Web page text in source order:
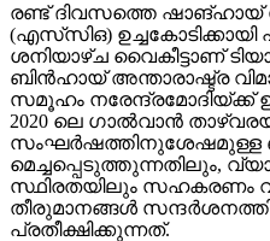
രണ്ട് ദിവസത്തെ
(എസ്‌സി‌ഒ) ഉച്ചകോടിക്കായി
ശനിയാഴ്ച വൈകീട്ടാണ്
ബിൻഹായ് അന്താരാഷ്ട്ര
സമൂഹം
2020 ലെ ഗാൽവാൻ
സംഘർഷത്തിനുശേഷമുള്ള
മെച്ചപ്പെടുത്തുന്നതിലും,
സ്ഥിരതയിലും സഹകരണം
തീരുമാനങ്ങൾ
പ്രതീക്ഷിക്കുന്നത്.